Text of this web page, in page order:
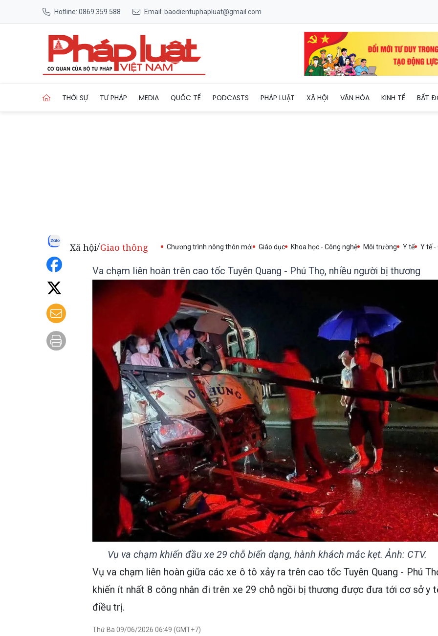
Hotline: 0869 359 588 Email: baodientuphapluat@gmail.com
THỜI SỰ TƯ PHÁP MEDIA QUỐC TẾ PODCASTS PHÁP LUẬT XÃ HỘI VĂN HÓA KINH TẾ BẤT
Xã hội/Giao thông Chương trình nông thôn mới Giáo dục Khoa học - Công nghệ Môi trường Y tế Y tế -
Va chạm liên hoàn trên cao tốc Tuyên Quang - Phú Thọ, nhiều người bị thương
Vụ va chạm khiến đầu xe 29 chỗ biến dạng, hành khách mắc kẹt. Ảnh: CTV.
Vụ va chạm liên hoàn giữa các xe ô tô xảy ra trên cao tốc Tuyên Quang - Phú
khiến ít nhất 8 công nhân đi trên xe 29 chỗ ngồi bị thương được đưa tới cơ sở y
điều trị.
Thứ Ba 09/06/2026 06:49 (GMT+7)